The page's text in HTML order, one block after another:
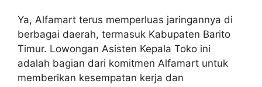
Ya, Alfamart terus memperluas jaringannya di
berbagai daerah, termasuk Kabupaten Barito
Timur. Lowongan Asisten Kepala Toko ini
adalah bagian dari komitmen Alfamart untuk
memberikan kesempatan kerja dan